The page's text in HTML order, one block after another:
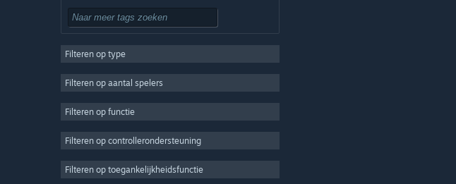
Gratis te spelen
MMO
Casual
Sim
Filteren op type
Filteren op aantal spelers
Filteren op functie
Filteren op controllerondersteuning
Filteren op toegankelijkheidsfunctie